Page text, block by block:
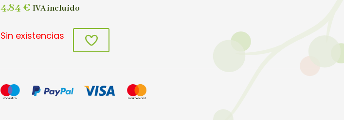
4,84€ IVA incluído
Sin existencias